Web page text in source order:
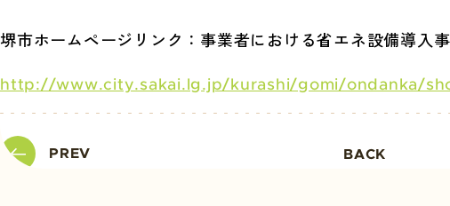
堺市ホームページリンク：事業者における省エネ設備導入
http://www.city.sakai.lg.jp/kurashi/gomi/ondanka/
BACK
PREV